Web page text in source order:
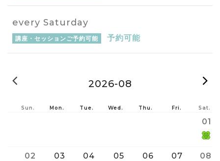
every Saturday
講座・セッションご予約可能 予約可能
2026-08
Sun. Mon. Tue. Wed. Thu. Fri. Sat.
01
02 03 04 05 06 07 08